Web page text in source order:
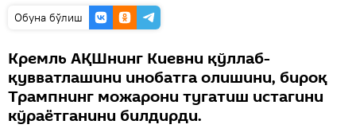
Oбуна бўлиш
Кремль АҚШнинг Киевни қўллаб-
қувватлашини инобатга олишини, бироқ
Трампнинг можарони тугатиш истагини
кўраётганини билдирди.